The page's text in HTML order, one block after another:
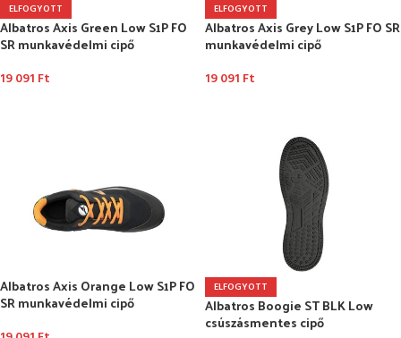
ELFOGYOTT
Albatros Axis Green Low S1P FO
SR munkavédelmi cipő
19 091 Ft
ELFOGYOTT
Albatros Axis Grey Low S1P FO SR
munkavédelmi cipő
19 091 Ft
Albatros Axis Orange Low S1P FO
SR munkavédelmi cipő
ELFOGYOTT
Albatros Boogie ST BLK Low
csúszásmentes cipő